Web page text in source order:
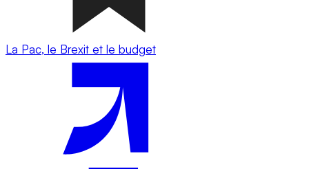
La Pac, le Brexit et le budget